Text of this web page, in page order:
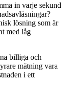
in varje sekund
lösning som är
med låg
billiga och
mätning vara
i ett